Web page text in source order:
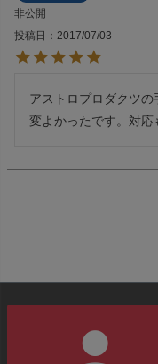
非公開
投稿日
2017/07/03
アストロプロダクツ
変よかったです。対応